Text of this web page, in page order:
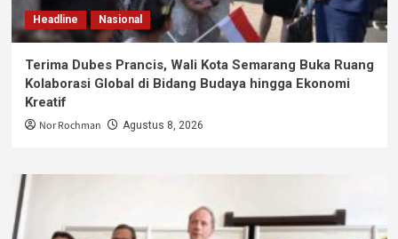
Headline Nasional
Terima Dubes Prancis, Wali Kota Semarang Buka Ruang
Kolaborasi Global di Bidang Budaya hingga Ekonomi
Kreatif
Nor Rochman Agustus 8, 2026